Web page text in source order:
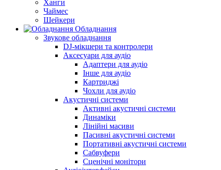
Ханги
Чаймес
Шейкери
Обладнання
Звукове обладнання
DJ-мікшери та контролери
Аксесуари для аудіо
Адаптери для аудіо
Інше для аудіо
Картриджі
Чохли для аудіо
Акустичні системи
Активні акустичні системи
Динаміки
Лінійні масиви
Пасивні акустичні системи
Портативні акустичні системи
Сабвуфери
Сценічні монітори